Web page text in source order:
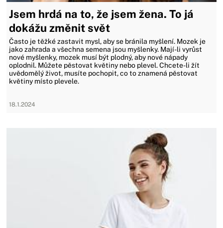
Jsem hrdá na to, že jsem žena. To já
dokážu změnit svět
Často je těžké zastavit mysl, aby se bránila myšlení. Mozek je
jako zahrada a všechna semena jsou myšlenky. Mají-li vyrůst
nové myšlenky, mozek musí být plodný, aby nové nápady
oplodnil. Můžete pěstovat květiny nebo plevel. Chcete-li žít
uvědomělý život, musíte pochopit, co to znamená pěstovat
květiny místo plevele.
18.1.2024